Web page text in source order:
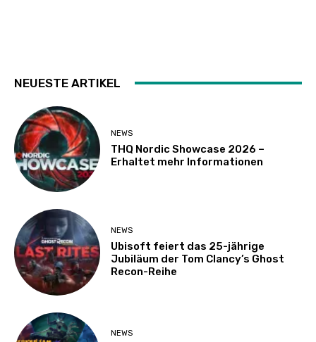
NEUESTE ARTIKEL
NEWS
THQ Nordic Showcase 2026 –
Erhaltet mehr Informationen
NEWS
Ubisoft feiert das 25-jährige
Jubiläum der Tom Clancy’s Ghost
Recon-Reihe
NEWS